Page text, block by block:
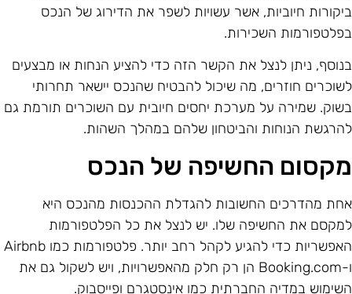
חיוביות, אשר עשויות לשפר את הדירוג של הנכס
השכירות.
ניתן לנצל את הקשר הזה כדי להציע הנחות או מבצעים
חוזרים, מה שיכול להבטיח שהנכס יישאר תחרותי
שמירה על מערכת יחסים חיובית עם השוכרים תורמת גם
הנוחות והביטחון שלהם במהלך השהות.
החשיפה של הנכס
מהדרכים החשובות להגדלת ההכנסות מהנכס היא
את החשיפה שלו. יש לנצל את כל הפלטפורמות
האפשריות כדי להגיע לקהל רחב יותר. פלטפורמות כמו Airbnb
ו-Booking.com הן רק חלק מהאפשרויות, ויש לשקול גם את
במדיה החברתית כמו אינסטגרם ופייסבוק.